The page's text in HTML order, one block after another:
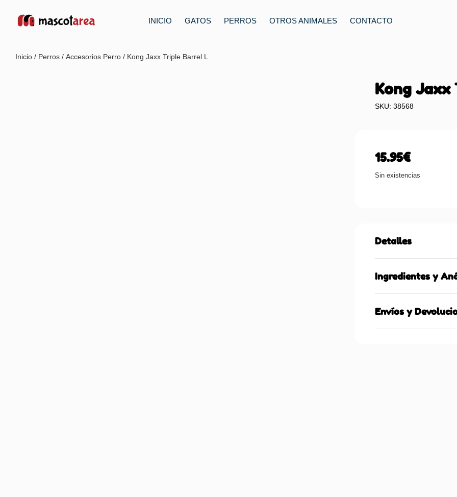
INICIO GATOS PERROS OTROS ANIMALES CONTACTO
Inicio / Perros / Accesorios Perro / Kong Jaxx Triple Barrel L
Kong
SKU: 38568
15.95€
Sin existencias
Detalles
Ingredientes y
Envíos y